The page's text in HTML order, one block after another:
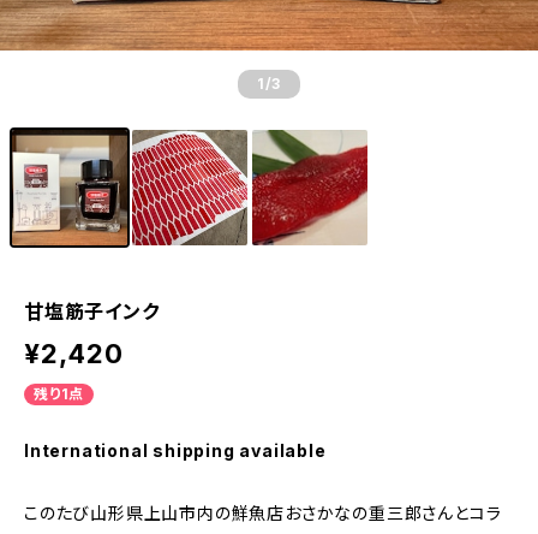
1 /3
甘塩筋子インク
¥2,420
残り1点
International shipping available
このたび山形県上山市内の鮮魚店おさかなの重三郎さんとコラ